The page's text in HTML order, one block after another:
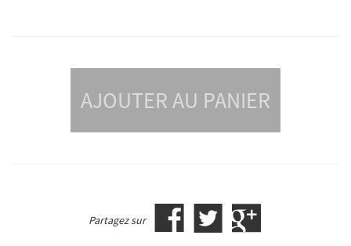
AJOUTER AU PANIER
Partagez sur